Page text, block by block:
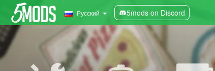
Русский 5mods on Discord